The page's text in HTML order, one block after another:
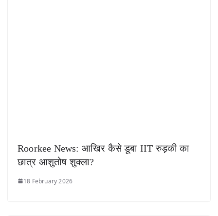
Roorkee News: आखिर कैसे डूबा IIT रुड़की का
छात्र आशुतोष शुक्ला?
18 February 2026